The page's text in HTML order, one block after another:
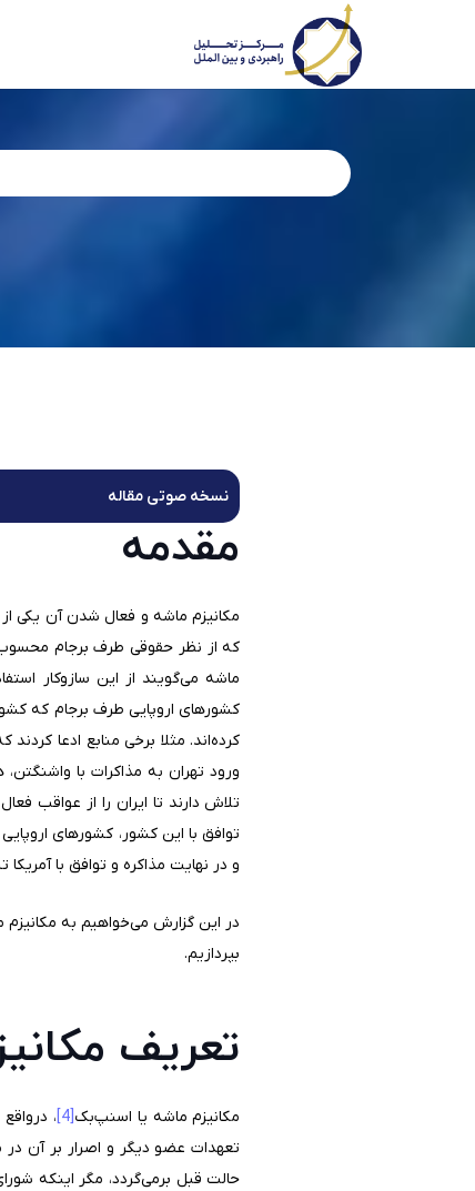
نسخه صوتی مقاله
مقدمه
مکانیزم ماشه و فعال شدن آن یکی
ماشه می‌گویند از این سازوکار
کشورهای اروپایی طرف برجام که
ورود تهران به مذاکرات با واشنگتن،
تلاش دارند تا ایران را از عواقب
توافق با این کشور، کشورهای
و در نهایت مذاکره و توافق با
در این گزارش می‌خواهیم به
بپردازیم.
تعریف
مکانیزم ماشه یا اسنپ‌بک[4]
،
تعهدات عضو دیگر و اصرار بر آن
حالت قبل بر‌می‌گردد، مگر اینکه